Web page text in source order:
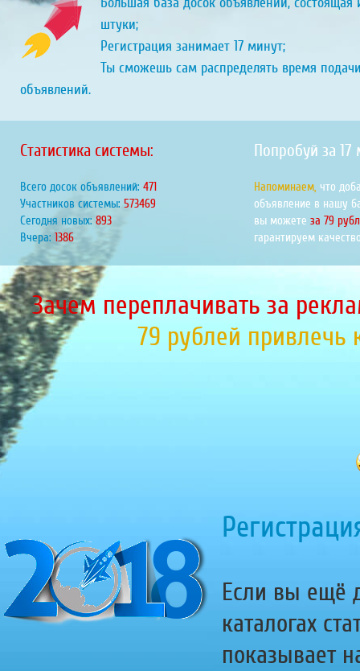
штуки;
Регистрация занимает 17 минут;
Ты сможешь сам распределять время
объявлений.
Статистика системы:
Всего досок объявлений: 471
Участников системы: 573469
Сегодня новых: 893
Вчера: 1386
Попробуй за 17
Напоминаем, что
объявление в нашу
вы можете за 79
гарантируем
Зачем переплачивать за
79 рублей
Если вы ещё
каталогах
показывает